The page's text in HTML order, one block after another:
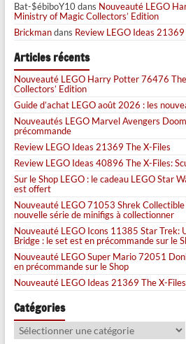
Bat-$ébiboY10dans Nouveauté LEGO
Ministry of Magic Collectors’ Edition
Brickmandans Review LEGO Ideas 21369
Articles récents
Nouveauté LEGO Harry Potter 76476
Collectors’ Edition
Guide d’achat LEGO août 2026 : les
Nouveautés LEGO Marvel Avengers
précommande
Review LEGO Ideas 21369 The X-Files
Review LEGO Ideas 40896 The X-Files:
Sur le Shop LEGO : le cadeau LEGO Star
est offert
Nouveauté LEGO 71053 Shrek
nouvelle série de minifigs à collectionner
Nouveauté LEGO Icons 11385 Star Trek:
Bridge : le set est en précommande sur le
Nouveauté LEGO Super Mario 72051
en précommande sur le Shop
Nouveauté LEGO Ideas 21369 The X-Files
Catégories
Catégories